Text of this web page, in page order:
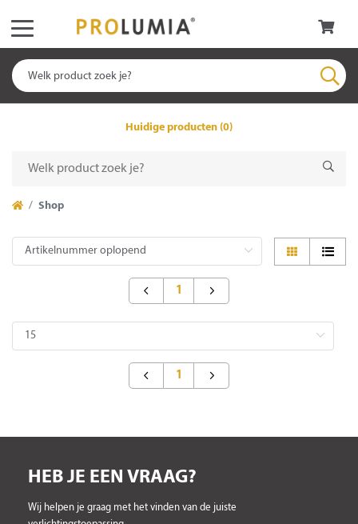
Huidige producten (0)
Shop
1
1
HEB JE EEN VRAAG?
Wij helpen je graag met het vinden van de juiste